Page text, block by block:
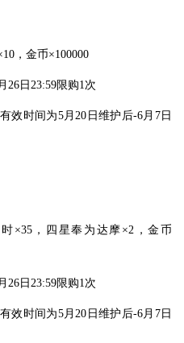
，金币×100000
26日23:59限购1次
效时间为5月20日维护后-6月7日
×35，四星奉为达摩×2，金币
26日23:59限购1次
效时间为5月20日维护后-6月7日